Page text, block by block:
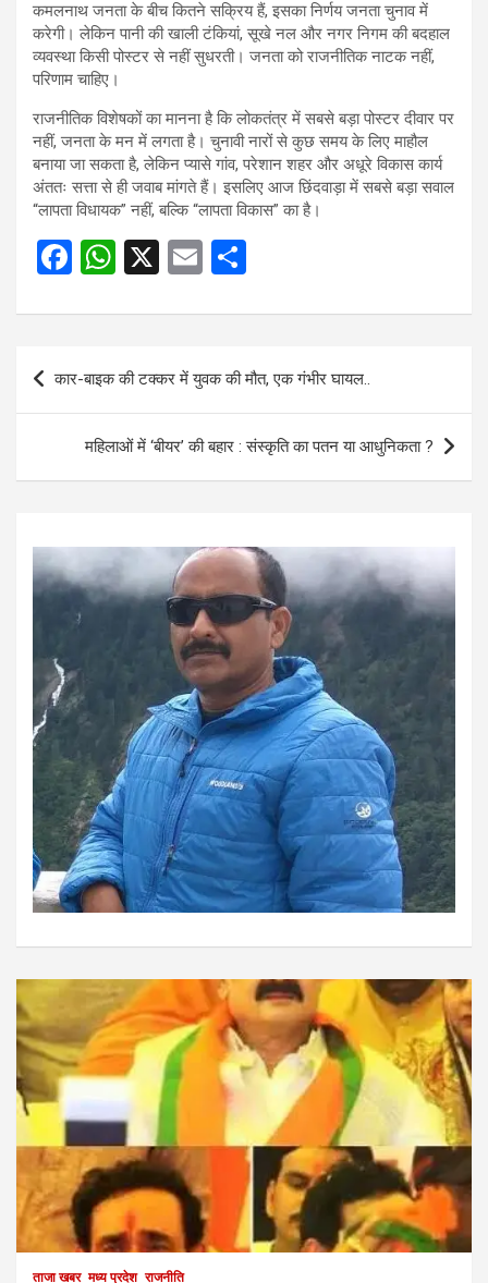
कमलनाथ जनता के बीच कितने सक्रिय हैं, इसका निर्णय जनता चुनाव में
करेगी। लेकिन पानी की खाली टंकियां, सूखे नल और नगर निगम की बदहाल
व्यवस्था किसी पोस्टर से नहीं सुधरती। जनता को राजनीतिक नाटक नहीं,
परिणाम चाहिए।
राजनीतिक विशेषकों का मानना है कि लोकतंत्र में सबसे बड़ा पोस्टर दीवार पर
नहीं, जनता के मन में लगता है। चुनावी नारों से कुछ समय के लिए माहौल
बनाया जा सकता है, लेकिन प्यासे गांव, परेशान शहर और अधूरे विकास कार्य
अंततः सत्ता से ही जवाब मांगते हैं। इसलिए आज छिंदवाड़ा में सबसे बड़ा सवाल
“लापता विधायक” नहीं, बल्कि “लापता विकास” का है।
F
ce
o
o
W
at
s
A
p
p
X
E
ail ar
e
Post
navigation
कार-बाइक की टक्कर में युवक की मौत, एक गंभीर घायल..
महिलाओं में ‘बीयर’ की बहार : संस्कृति का पतन या आधुनिकता ?
ताजा खबर मध्य प्रदेश राजनीति